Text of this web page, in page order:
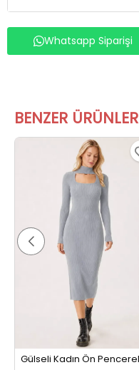
Whatsapp Siparişi
BENZER ÜRÜNLER